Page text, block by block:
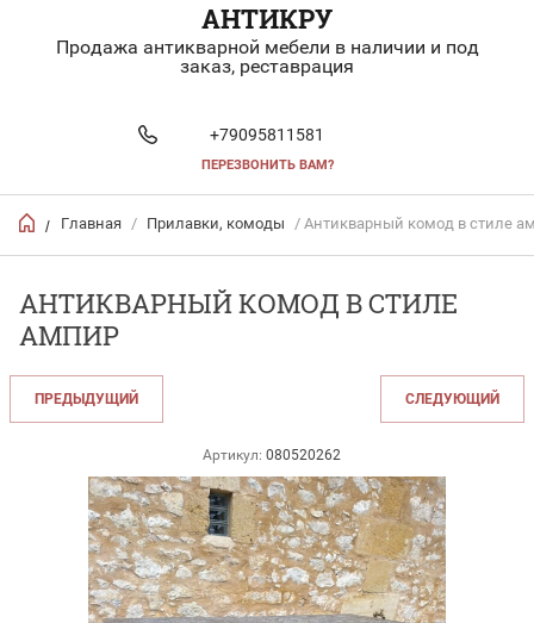
АНТИКРУ
Продажа антикварной мебели в наличии и под
заказ, реставрация
+79095811581
ПЕРЕЗВОНИТЬ ВАМ?
/ Главная / Прилавки, комоды / Антикварный комод в стиле
АНТИКВАРНЫЙ КОМОД В СТИЛЕ
АМПИР
ПРЕДЫДУЩИЙ СЛЕДУЮЩИЙ
Артикул: 080520262